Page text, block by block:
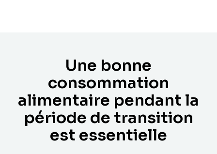
Une bonne
consommation
alimentaire pendant la
période de transition
est essentielle